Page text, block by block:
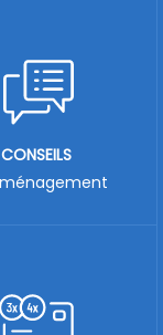
CONSEILS